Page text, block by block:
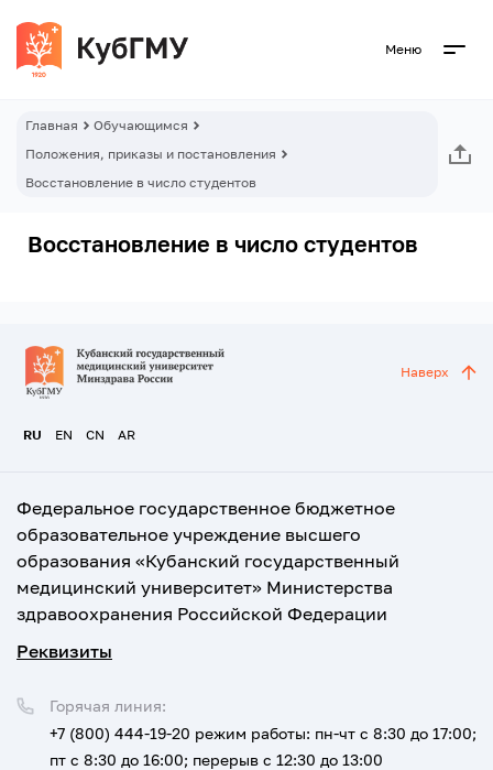
Меню
Главная
Обучающимся
Положения, приказы и постановления
Восстановление в число студентов
Восстановление в число студентов
RU EN CN AR
Наверх
Федеральное государственное бюджетное
образовательное учреждение высшего
образования «Кубанский государственный
медицинский университет» Министерства
здравоохранения Российской Федерации
Реквизиты
Горячая линия:
+7 (800) 444-19-20 режим работы: пн-чт с 8:30 до 17:00;
пт с 8:30 до 16:00; перерыв с 12:30 до 13:00